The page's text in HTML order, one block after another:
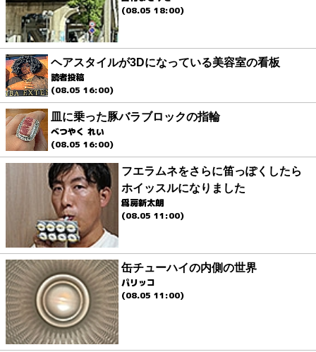
(08.05 18:00)
ヘアスタイルが3Dになっている美容室の看板
読者投稿
(08.05 16:00)
皿に乗った豚バラブロックの指輪
べつやく れい
(08.05 16:00)
フエラムネをさらに笛っぽくしたら
ホイッスルになりました
爲房新太朗
(08.05 11:00)
缶チューハイの内側の世界
パリッコ
(08.05 11:00)